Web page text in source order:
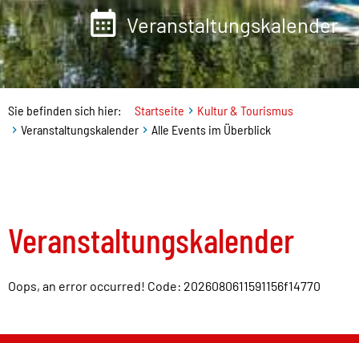
Veranstaltungskalender
Sie befinden sich hier: Startseite
Kultur & Tourismus
Veranstaltungskalender
Alle Events im Überblick
Veranstaltungskalender
Oops, an error occurred! Code: 2026080611591156f14770